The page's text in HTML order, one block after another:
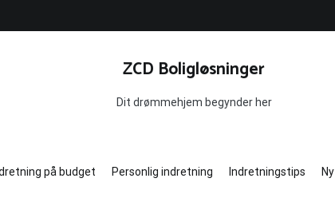
ZCD Boligløsninger
Dit drømmehjem begynder her
på budget Personlig indretning Indretningstips